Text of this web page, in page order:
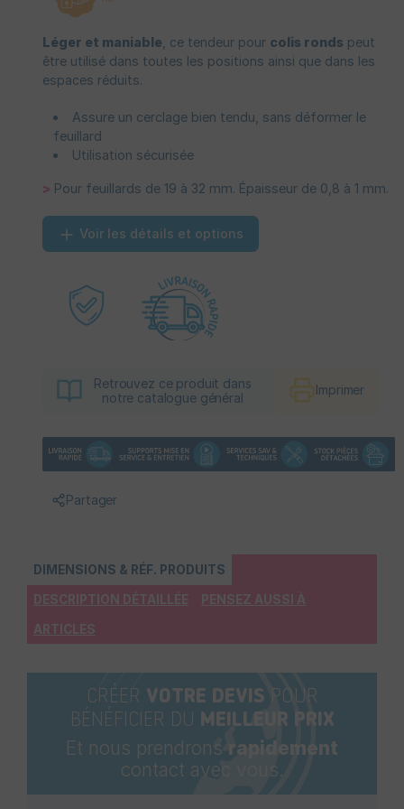
Léger et maniable , ce tendeur pour colis ronds peut
être utilisé dans toutes les positions ainsi que dans les
espaces réduits.
Assure un cerclage bien tendu, sans déformer le
feuillard
Utilisation sécurisée
> Pour feuillards de 19 à 32 mm. Épaisseur de 0,8 à 1 mm.
Voir les détails et options
Retrouvez ce produit dans
notre catalogue général
Imprimer
Partager
DIMENSIONS & RÉF. PRODUITS
DESCRIPTION DÉTAILLÉE PENSEZ AUSSI À
ARTICLES
CRÉER VOTRE DEVIS POUR
BÉNÉFICIER DU MEILLEUR PRIX
Et nous prendrons rapidement
contact avec vous.